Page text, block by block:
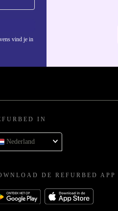
vind je in
IN
Nederland
DE REFURBED APP